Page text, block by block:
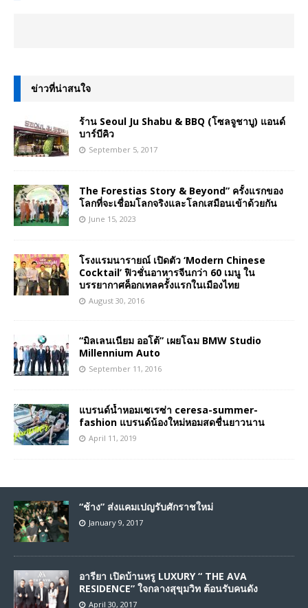
ข่าวที่น่าสนใจ
ร้าน Seoul Ju Shabu & BBQ (โซลจูชาบู) แอนด์
บาร์บีคิว
September 5, 2017
The Forestias Story & Beyond” ครั้งแรกของ
โลกที่จะเชื่อมโลกจริงและโลกเสมือนเข้าด้วยกัน
June 15, 2023
โรงแรมนารายณ์ เปิดตัว ‘Modern Chinese
Cocktail’ ฟิวชั่นอาหารจีนกว่า 60 เมนู ใน
บรรยากาศค็อกเทลครั้งแรกในเมืองไทย
August 30, 2016
“มิลเลนเนียม ออโต้” เผยโฉม BMW Studio
Millennium Auto
September 11, 2016
แบรนด์น้ำหอมเซเรซ่า ceresa-summer-
fashion แบรนด์น้องใหม่หอมสดชื่นยาวนาน
April 11, 2019
“ช้าง” ส่งแคมเปญรับศักราชใหม่
January 9, 2017
อารียา เปิดบ้านหรู LUXURY “ THE AVA
RESIDENCE” ใจกลางสุขุมวิท ต้อนรับคนดัง
April 30, 2017